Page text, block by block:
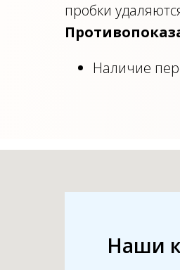
пробки
Наличие
Наши